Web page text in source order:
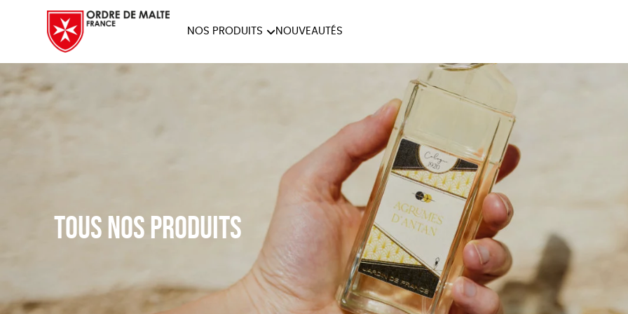
NOS PRODUITS
NOTRE COLLECTION MAISON
LIVRES
NOUVEAUTÉS
Tous nos produits